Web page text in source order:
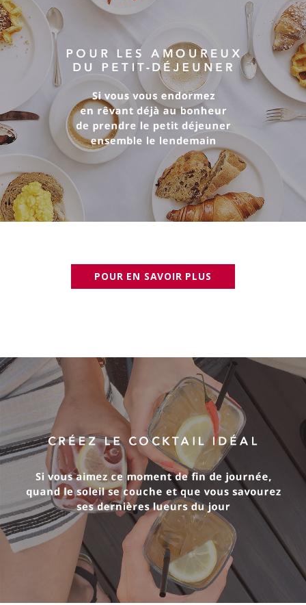
POUR EN SAVOIR PLUS